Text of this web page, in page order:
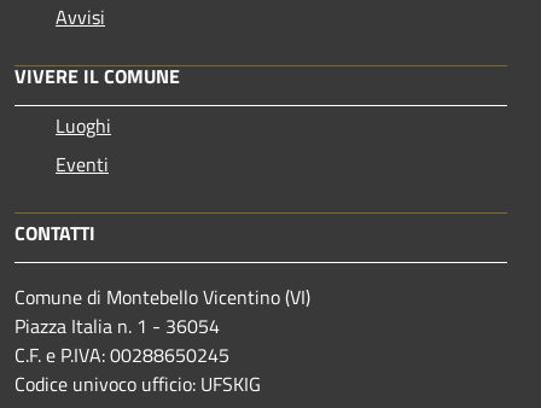
Avvisi
VIVERE IL COMUNE
Luoghi
Eventi
CONTATTI
Comune di Montebello Vicentino (VI)
Piazza Italia n. 1 - 36054
C.F. e P.IVA: 00288650245
Codice univoco ufficio: UFSKIG